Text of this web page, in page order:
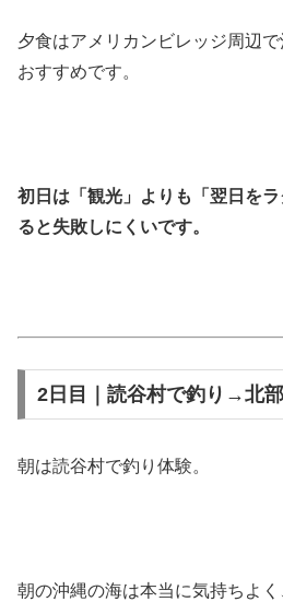
夕食はアメリカンビレッジ周辺
おすすめです。
初日は「観光」よりも「翌日を
ると失敗しにくいです。
2日目｜読谷村で釣り→北
朝は読谷村で釣り体験。
朝の沖縄の海は本当に気持ちよ